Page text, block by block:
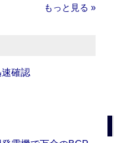
もっと見る »
速確認